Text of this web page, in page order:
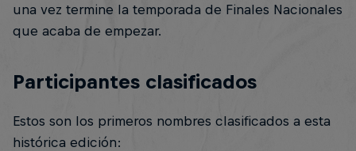
una vez termine la temporada de Finales Nacionales
que acaba de empezar.
Participantes clasificados
Estos son los primeros nombres clasificados a esta
histórica edición: